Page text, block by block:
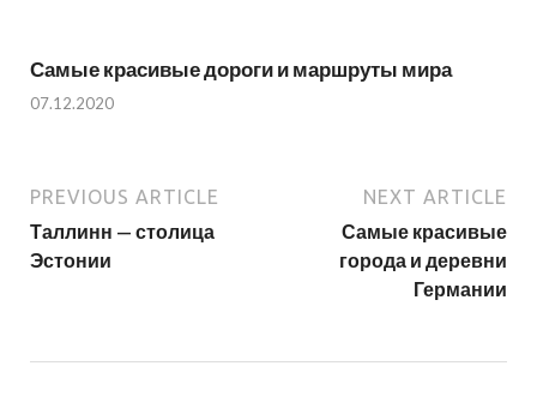
Самые красивые дороги и маршруты мира
07.12.2020
PREVIOUS ARTICLE
Таллинн — столица
Эстонии
NEXT ARTICLE
Самые красивые
города и деревни
Германии